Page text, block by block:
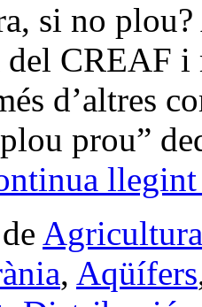
si no
CREAF i
d’altres
prou”
Agricultura
, Aqüífers